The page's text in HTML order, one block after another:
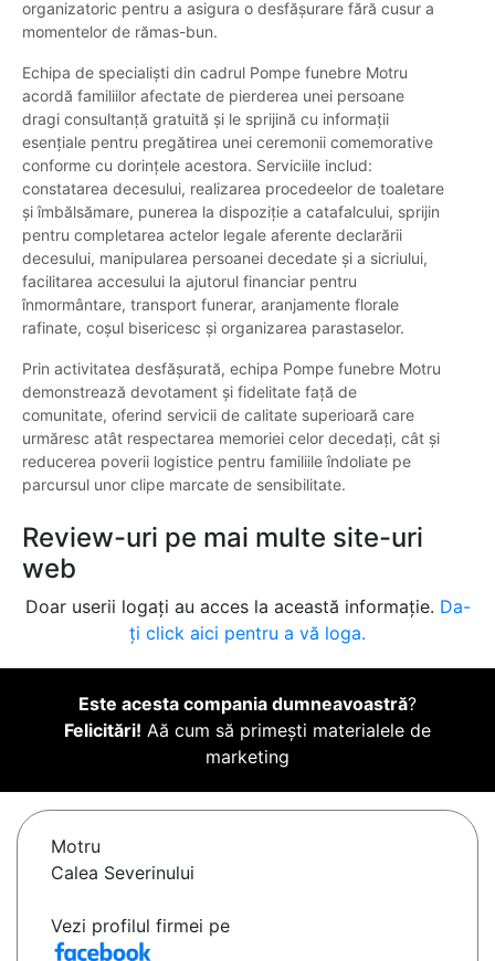
organizatoric pentru a asigura o desfășurare fără cusur a
momentelor de rămas-bun.
Echipa de specialiști din cadrul Pompe funebre Motru
acordă familiilor afectate de pierderea unei persoane
dragi consultanță gratuită și le sprijină cu informații
esențiale pentru pregătirea unei ceremonii comemorative
conforme cu dorințele acestora. Serviciile includ:
constatarea decesului, realizarea procedeelor de toaletare
și îmbălsămare, punerea la dispoziție a catafalcului, sprijin
pentru completarea actelor legale aferente declarării
decesului, manipularea persoanei decedate și a sicriului,
facilitarea accesului la ajutorul financiar pentru
înmormântare, transport funerar, aranjamente florale
rafinate, coșul bisericesc și organizarea parastaselor.
Prin activitatea desfășurată, echipa Pompe funebre Motru
demonstrează devotament și fidelitate față de
comunitate, oferind servicii de calitate superioară care
urmăresc atât respectarea memoriei celor decedați, cât și
reducerea poverii logistice pentru familiile îndoliate pe
parcursul unor clipe marcate de sensibilitate.
Review-uri pe mai multe site-uri
web
Doar userii logați au acces la această informație. Da-
ți click aici pentru a vă loga.
Este acesta compania dumneavoastră?
Felicitări! Aă cum să primești materialele de
marketing
Motru
Calea Severinului
Vezi profilul firmei pe